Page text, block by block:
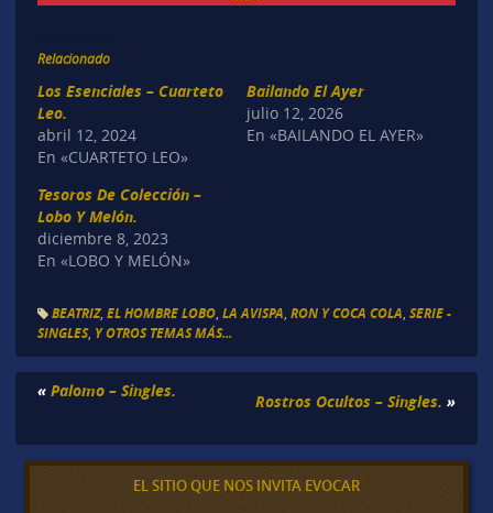
Relacionado
Los Esenciales – Cuarteto
Leo.
abril 12, 2024
En «CUARTETO LEO»
Bailando El Ayer
julio 12, 2026
En «BAILANDO EL AYER»
Tesoros De Colección –
Lobo Y Melón.
diciembre 8, 2023
En «LOBO Y MELÓN»
BEATRIZ, EL HOMBRE LOBO, LA AVISPA RON Y COCA COLA SERIE -
SINGLES, Y OTROS TEMAS MÁS...
« Palomo – Singles.
Rostros Ocultos – Singles. »
EL SITIO QUE NOS INVITA EVOCAR